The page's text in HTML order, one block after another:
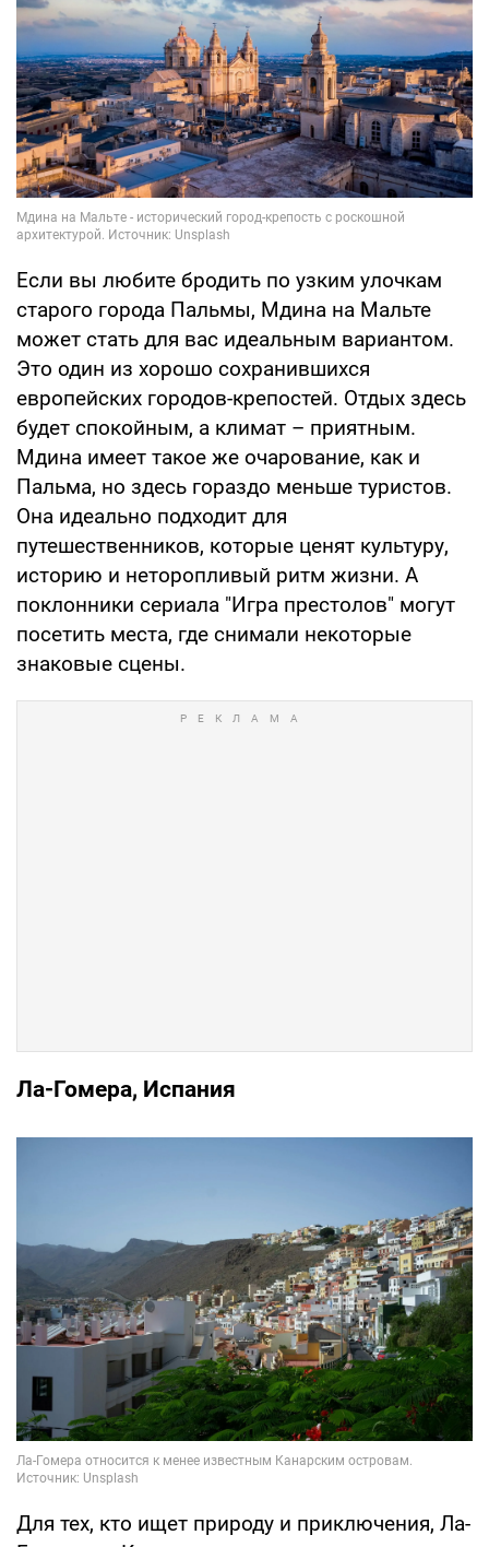
Если вы любите бродить по узким улочкам
старого города Пальмы, Мдина на Мальте
может стать для вас идеальным вариантом.
Это один из хорошо сохранившихся
европейских городов-крепостей. Отдых здесь
будет спокойным, а климат – приятным.
Мдина имеет такое же очарование, как и
Пальма, но здесь гораздо меньше туристов.
Она идеально подходит для
путешественников, которые ценят культуру,
историю и неторопливый ритм жизни. А
поклонники сериала "Игра престолов" могут
посетить места, где снимали некоторые
знаковые сцены.
Ла-Гомера, Испания
Для тех, кто ищет природу и приключения, Ла-